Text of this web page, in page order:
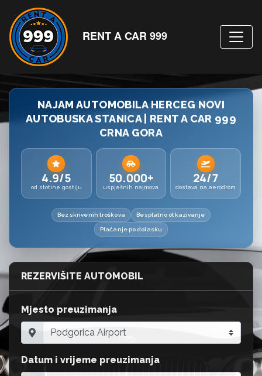
RENT A CAR 999
NAJAM AUTOMOBILA HERCEG NOVI
AUTOBUSKA STANICA | RENT A CAR 999
CRNA GORA
4.9/5
od stotine gostiju
50.000+
uspješnih najmova
24/7
dostava na aerodrom
Bez skrivenih troškova Besplatno otkazivanje
Plaćanje po dolasku
REZERVIŠITE AUTOMOBIL
Mjesto preuzimanja
Datum i vrijeme preuzimanja